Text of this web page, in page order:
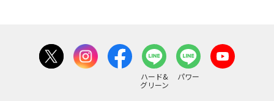
ハード&
グリーン
パワー